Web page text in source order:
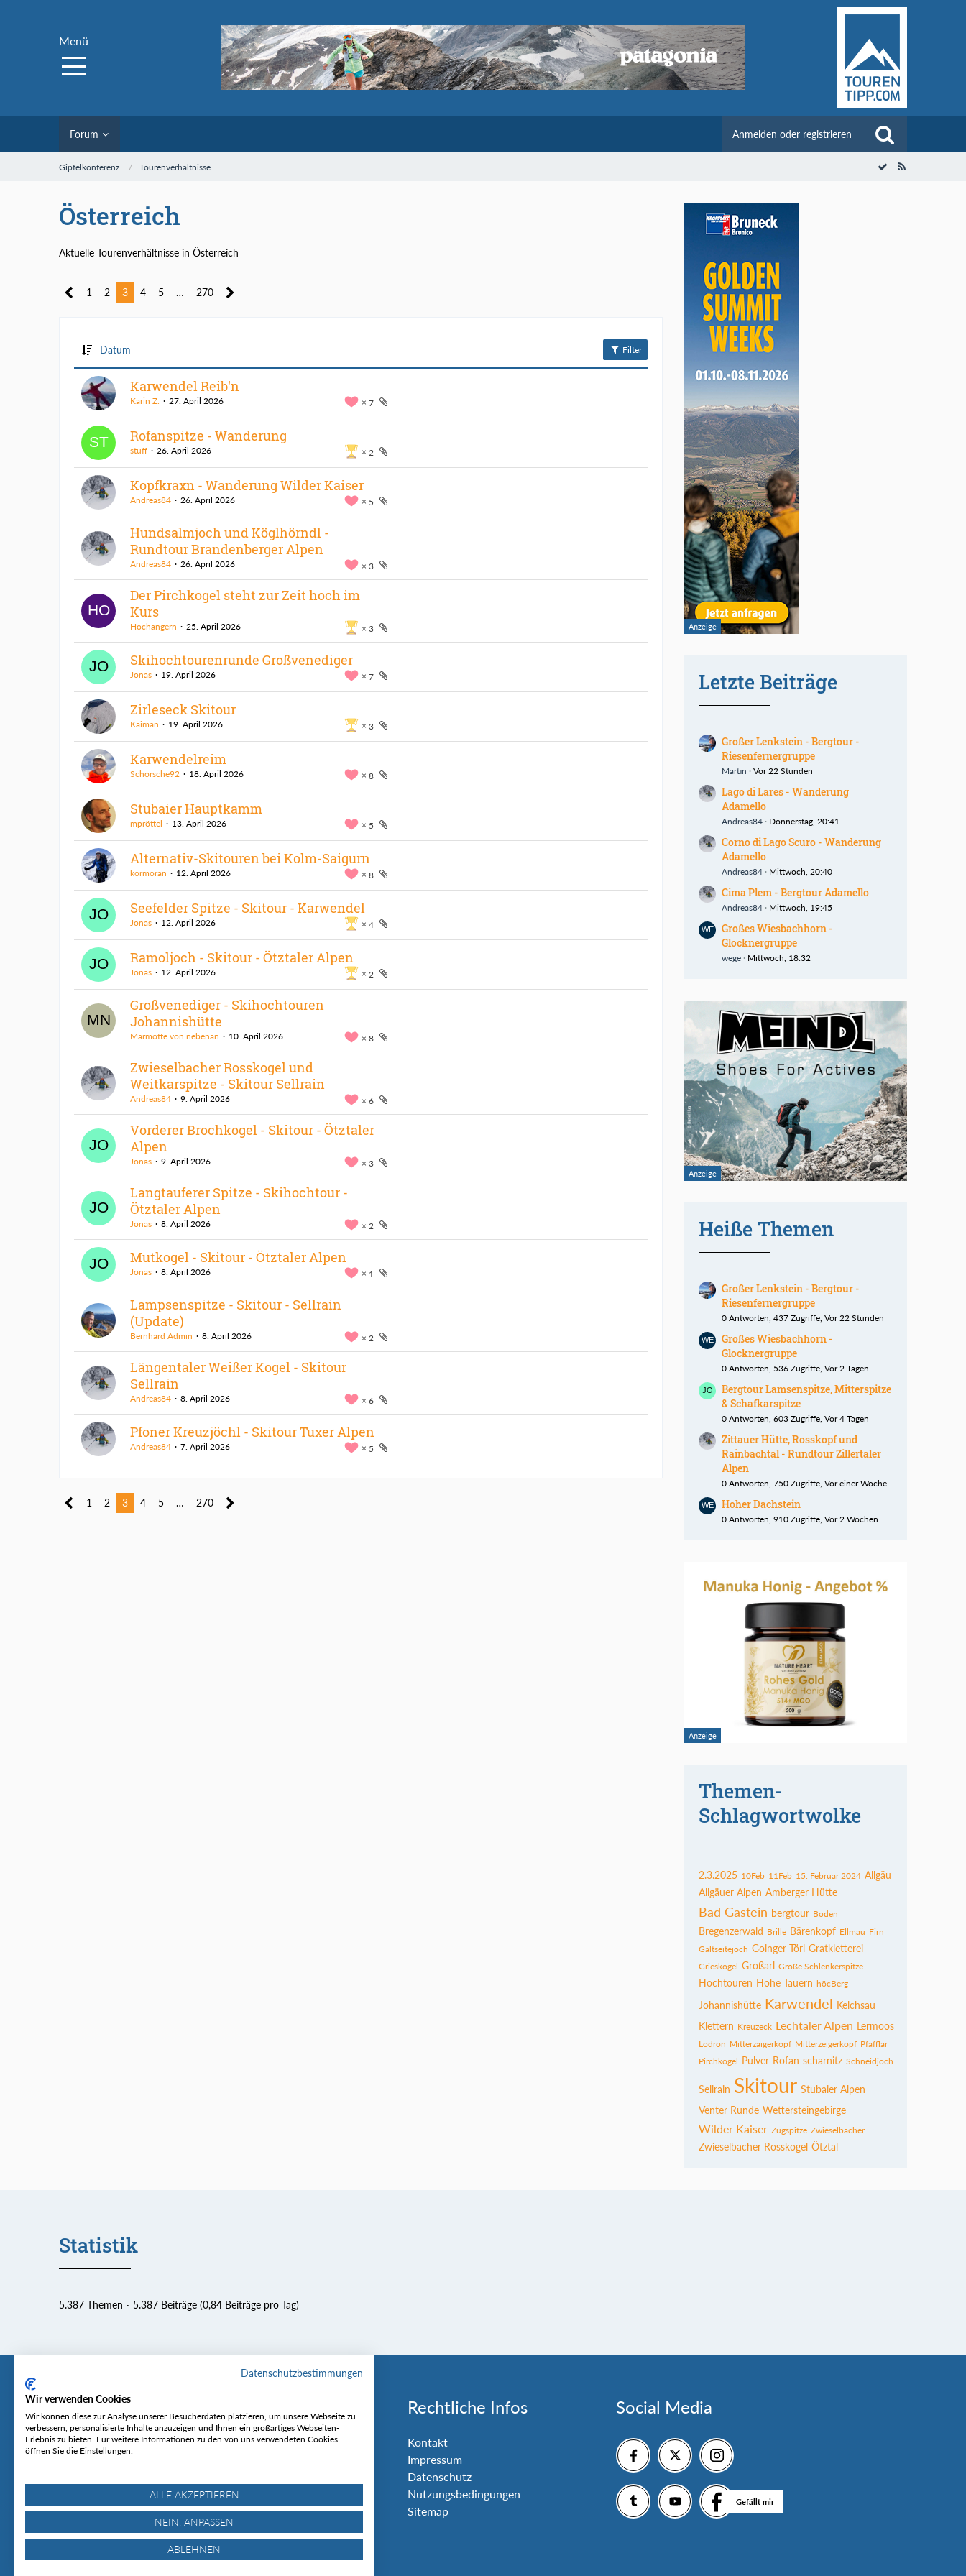
Menü
Forum Anmelden oder registrieren
Gipfelkonferenz Tourenverhältnisse
Österreich
Aktuelle Tourenverhältnisse in Österreich
1 2 3 4 5 … 270
Datum Filter
Karwendel Reib'n
7
Karin Z. 27. April 2026
Rofanspitze - Wanderung
2
stuff 26. April 2026
Kopfkraxn - Wanderung Wilder Kaiser
5
Andreas84 26. April 2026
Hundsalmjoch und Köglhörndl -
Rundtour Brandenberger Alpen
3
Andreas84 26. April 2026
Der Pirchkogel steht zur Zeit hoch im
Kurs
3
Hochangern 25. April 2026
Skihochtourenrunde Großvenediger
7
Jonas 19. April 2026
Zirleseck Skitour
3
Kaiman 19. April 2026
Karwendelreim
8
Schorsche92 18. April 2026
Stubaier Hauptkamm
5
mpröttel 13. April 2026
Alternativ-Skitouren bei Kolm-Saigurn
8
kormoran 12. April 2026
Seefelder Spitze - Skitour - Karwendel
4
Jonas 12. April 2026
Ramoljoch - Skitour - Ötztaler Alpen
2
Jonas 12. April 2026
Großvenediger - Skihochtouren
Johannishütte
8
Marmotte von nebenan 10. April 2026
Zwieselbacher Rosskogel und
Weitkarspitze - Skitour Sellrain
6
Andreas84 9. April 2026
Vorderer Brochkogel - Skitour - Ötztaler
Alpen
3
Jonas 9. April 2026
Langtauferer Spitze - Skihochtour -
Ötztaler Alpen
2
Jonas 8. April 2026
Mutkogel - Skitour - Ötztaler Alpen
1
Jonas 8. April 2026
Lampsenspitze - Skitour - Sellrain
(Update)
2
Bernhard Admin 8. April 2026
Längentaler Weißer Kogel - Skitour
Sellrain
6
Andreas84 8. April 2026
Pfoner Kreuzjöchl - Skitour Tuxer Alpen
5
Andreas84 7. April 2026
1 2 3 4 5 … 270
Letzte Beiträge
Großer Lenkstein - Bergtour -
Riesenfernergruppe
Martin Vor 22 Stunden
Lago di Lares - Wanderung
Adamello
Andreas84 Donnerstag, 20:41
Corno di Lago Scuro - Wanderung
Adamello
Andreas84 Mittwoch, 20:40
Cima Plem - Bergtour Adamello
Andreas84 Mittwoch, 19:45
Großes Wiesbachhorn -
Glocknergruppe
wege Mittwoch, 18:32
Heiße Themen
Großer Lenkstein - Bergtour -
Riesenfernergruppe
0 Antworten, 437 Zugriffe, Vor 22 Stunden
Großes Wiesbachhorn -
Glocknergruppe
0 Antworten, 536 Zugriffe, Vor 2 Tagen
Bergtour Lamsenspitze, Mitterspitze
& Schafkarspitze
0 Antworten, 603 Zugriffe, Vor 4 Tagen
Zittauer Hütte, Rosskopf und
Rainbachtal - Rundtour Zillertaler
Alpen
0 Antworten, 750 Zugriffe, Vor einer Woche
Hoher Dachstein
0 Antworten, 910 Zugriffe, Vor 2 Wochen
Themen-
Schlagwortwolke
2.3.2025 10Feb 11Feb 15. Februar 2024 Allgäu
Allgäuer Alpen Amberger Hütte
Bad Gastein bergtour Boden
Bregenzerwald Brille Bärenkopf Ellmau Firn
Galtseitejoch Goinger Törl Gratkletterei
Grieskogel Großarl Große Schlenkerspitze
Hochtouren Hohe Tauern höcBerg
Johannishütte Karwendel Kelchsau
Klettern Kreuzeck Lechtaler Alpen Lermoos
Lodron Mitterzaigerkopf Mitterzeigerkopf Pfafflar
Pirchkogel Pulver Rofan scharnitz Schneidjoch
Sellrain Skitour Stubaier Alpen
Venter Runde Wettersteingebirge
Wilder Kaiser Zugspitze Zwieselbacher
Zwieselbacher Rosskogel Ötztal
Statistik
5.387 Themen 5.387 Beiträge (0,84 Beiträge pro Tag)
Tourentipp
Über uns
Wetter & Lawinenlage
Rechtliche Infos
Kontakt
Impressum
Datenschutz
Nutzungsbedingungen
Sitemap
Social Media
Gefällt mir
© Tourentipp.com 2025
Datenschutzbestimmungen
Wir verwenden Cookies
Wir können diese zur Analyse unserer Besucherdaten platzieren, um unsere Webseite zu
verbessern, personalisierte Inhalte anzuzeigen und Ihnen ein großartiges Webseiten-
Erlebnis zu bieten. Für weitere Informationen zu den von uns verwendeten Cookies
öffnen Sie die Einstellungen.
ALLE AKZEPTIEREN
NEIN, ANPASSEN
ABLEHNEN